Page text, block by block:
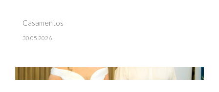
Casamentos
30.05.2026